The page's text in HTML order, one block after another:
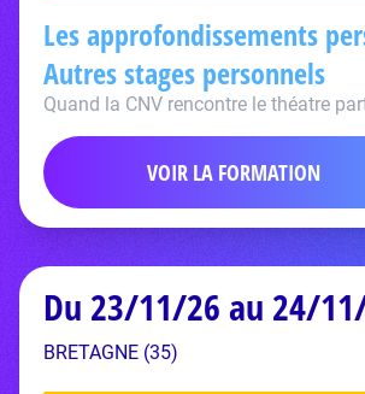
Les approfondissements
Autres stages personnels
Quand la CNV rencontre le théatre
VOIR LA FORMATION
Du 23/11/26 au 24/
BRETAGNE (35)